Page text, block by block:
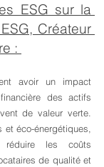
ESG sur la
Créateur
:
avoir un impact
des actifs
de valeur verte.
éco-énergétiques,
réduire les coûts
de qualité et